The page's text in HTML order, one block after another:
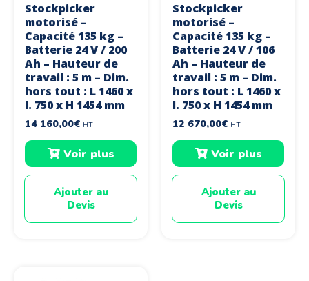
Stockpicker
motorisé –
Capacité 135 kg –
Batterie 24 V / 200
Ah – Hauteur de
travail : 5 m – Dim.
hors tout : L 1460 x
l. 750 x H 1454 mm
14 160,00€ HT
Voir plus
Ajouter au
Devis
Stockpicker
motorisé –
Capacité 135 kg –
Batterie 24 V / 106
Ah – Hauteur de
travail : 5 m – Dim.
hors tout : L 1460 x
l. 750 x H 1454 mm
12 670,00€ HT
Voir plus
Ajouter au
Devis